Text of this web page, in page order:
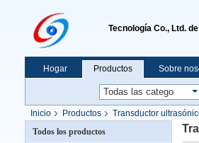
Tecnología Co., Ltd.
Hogar Productos Sobre
Inicio Productos
Transductor
Todos los productos